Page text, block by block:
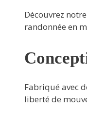
Découvrez
randonnée en
Fabriqué avec
liberté de